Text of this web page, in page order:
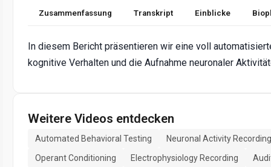
Zusammenfassung Transkript Einblicke
In diesem Bericht präsentieren wir eine voll
kognitive Verhalten und die Aufnahme neuronaler
Weitere Videos entdecken
Automated Behavioral Testing
Neuronal Activity Recording
Operant Conditioning
Electrophysiology Recording